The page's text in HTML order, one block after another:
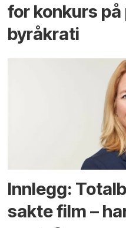
for konkurs
byråkrati
Innlegg:
sakte film –